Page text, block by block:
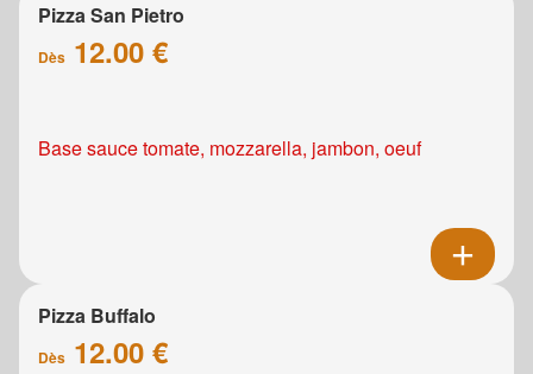
Pizza San Pietro
Dès 12.00 €
Base sauce tomate, mozzarella, jambon, oeuf
Pizza Buffalo
Dès 12.00 €